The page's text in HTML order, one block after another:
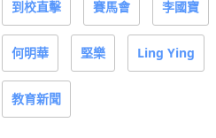
到校直擊 賽馬會 李國寶
何明華 堅樂 Ling Ying
教育新聞